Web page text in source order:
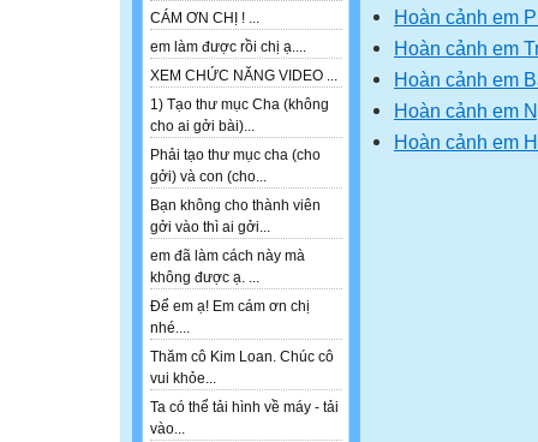
CÁM ƠN CHỊ ! ...
em làm được rồi chị ạ....
XEM CHỨC NĂNG VIDEO ...
1) Tạo thư mục Cha (không
cho ai gởi bài)...
Phải tạo thư mục cha (cho
gởi) và con (cho...
Bạn không cho thành viên
gởi vào thì ai gởi...
em đã làm cách này mà
không được ạ. ...
Để em ạ! Em cám ơn chị
nhé....
Thăm cô Kim Loan. Chúc cô
vui khỏe...
Ta có thể tải hình về máy - tải
vào...
Hoàn cảnh em
Hoàn cảnh em
Hoàn cảnh em
Hoàn cảnh em
Hoàn cảnh em